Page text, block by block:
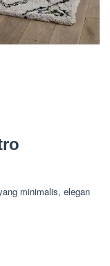
minimalis, elegan